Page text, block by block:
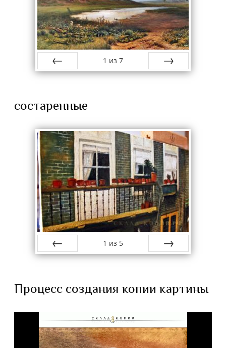
назад
1 из 7
вперёд
состаренные
назад
1 из 5
вперёд
Процесс создания копии картины